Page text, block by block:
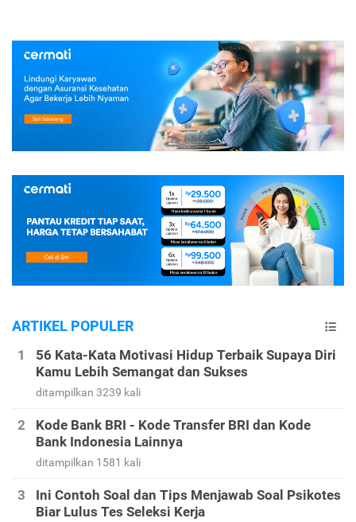
ARTIKEL POPULER
56 Kata-Kata Motivasi Hidup Terbaik Supaya Diri
Kamu Lebih Semangat dan Sukses
ditampilkan 3239 kali
Kode Bank BRI - Kode Transfer BRI dan Kode
Bank Indonesia Lainnya
ditampilkan 1581 kali
Ini Contoh Soal dan Tips Menjawab Soal Psikotes
Biar Lulus Tes Seleksi Kerja